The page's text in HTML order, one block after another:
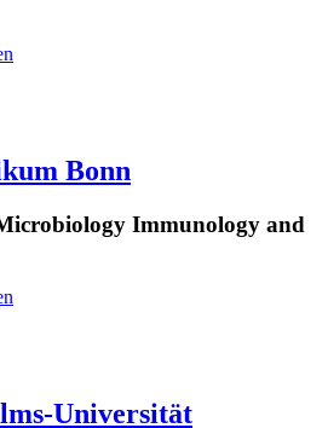
Bonn
Immunology and
Universität